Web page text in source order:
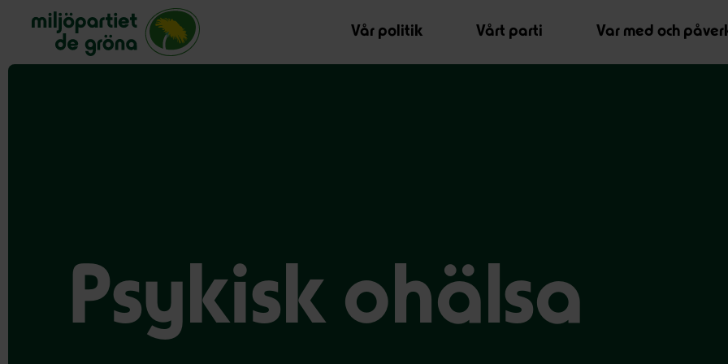
Miljöpartiet de gröna, startsida
Vår politik
Vårt parti Var med och
Psykisk ohälsa